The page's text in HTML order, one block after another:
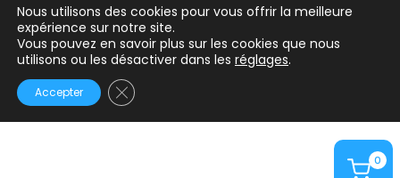
0
Nous utilisons des cookies pour vous offrir la meilleure
expérience sur notre site.
Vous pouvez en savoir plus sur les cookies que nous
utilisons ou les désactiver dans les réglages.
Accepter Fermer la bannière des cookies GDPR
Mentions légales
Conditions générales d’utilisation
Politique de confidentialité